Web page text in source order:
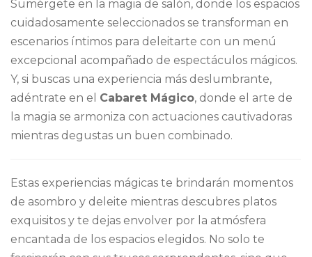
Sumérgete en la magia de salón, donde los espacios
cuidadosamente seleccionados se transforman en
escenarios íntimos para deleitarte con un menú
excepcional acompañado de espectáculos mágicos.
Y, si buscas una experiencia más deslumbrante,
adéntrate en el Cabaret Mágico, donde el arte de
la magia se armoniza con actuaciones cautivadoras
mientras degustas un buen combinado.
Estas experiencias mágicas te brindarán momentos
de asombro y deleite mientras descubres platos
exquisitos y te dejas envolver por la atmósfera
encantada de los espacios elegidos. No solo te